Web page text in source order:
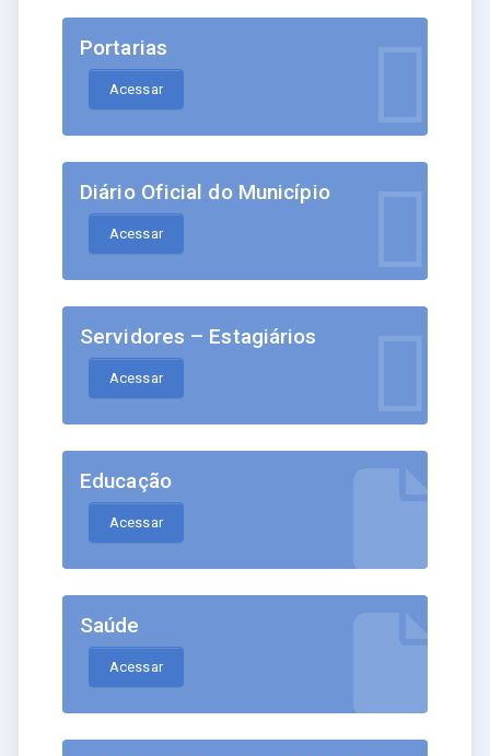
Portarias
Acessar
Diário Oficial do Município
Acessar
Servidores – Estagiários
Acessar
Educação
Acessar
Saúde
Acessar